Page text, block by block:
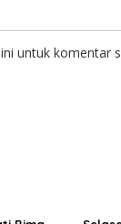
untuk komentar